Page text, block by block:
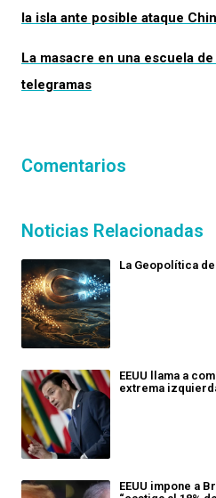
la isla ante posible ataque
La masacre en una escuela
telegramas
Comentarios
Noticias Relacionadas
La Geopolítica
EEUU llama a
extrema
EEUU impone a